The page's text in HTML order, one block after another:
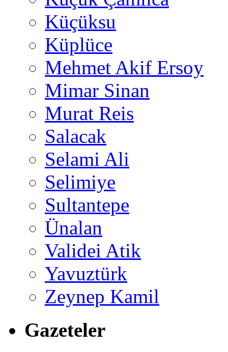
Küçüksu
Küplüce
Mehmet Akif Ersoy
Mimar Sinan
Murat Reis
Salacak
Selami Ali
Selimiye
Sultantepe
Ünalan
Validei Atik
Yavuztürk
Zeynep Kamil
Gazeteler